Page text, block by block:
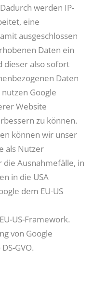
werden IP-
eine
ausgeschlossen
Daten ein
dieser also sofort
Daten
Google
Website
zu können.
können wir unser
als Nutzer
Ausnahmefälle, in
in die USA
dem EU-US
US-Framework.
von Google
GVO.